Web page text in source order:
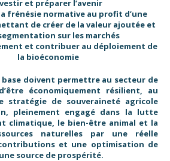
et préparer l’avenir
frénésie normative au profit d’une
de créer de la valeur ajoutée et
sur les marchés
et contribuer au déploiement de
la bioéconomie
base doivent permettre au secteur de
économiquement résilient, au
stratégie de souveraineté agricole
pleinement engagé dans la lutte
climatique, le bien-être animal et la
naturelles par une réelle
et une optimisation de
source de prospérité.